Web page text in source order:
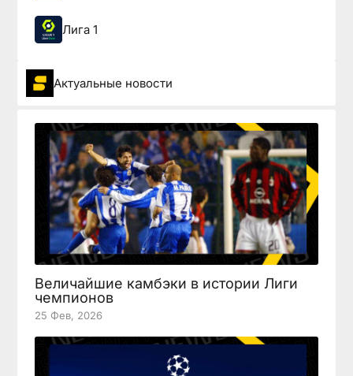
Лига 1
Актуальные новости
Величайшие камбэки в истории Лиги
чемпионов
25 Фев, 2026